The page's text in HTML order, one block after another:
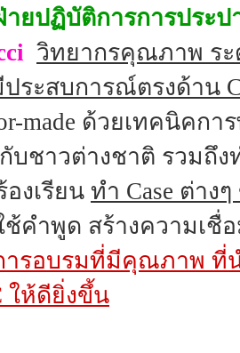
ายปฏิบัติการการประป
วิทยากรคุณภาพ ระดั
ระสบการณ์ตรงด้าน
made ด้วยเทคนิคก
ชาวต่างชาติ รวมถึง
องเรียน ทำ Case ต่าง
ช้คำพูด สร้างความเชื่
ารอบรมที่มีคุณภาพ ที่
ให้ดียิ่งขึ้น